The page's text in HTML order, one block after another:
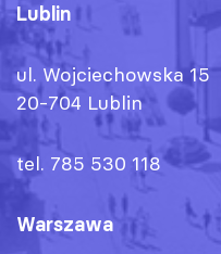
Lublin
ul. Wojciechowska 15
20-704 Lublin
tel. 785 530 118
Warszawa